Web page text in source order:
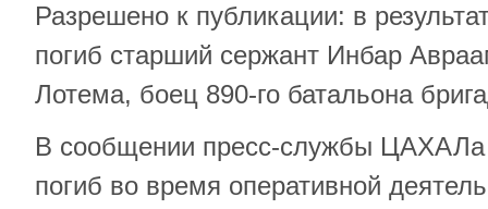
Разрешено к публикации: в
погиб старший сержант Инбар
Лотема, боец 890-го батальона
В сообщении пресс-службы ЦАХАЛа
погиб во время оперативной